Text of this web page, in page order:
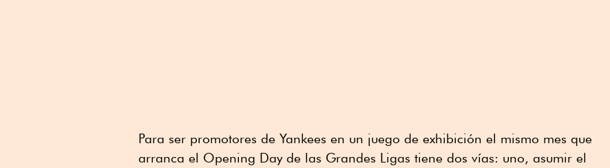
Para ser promotores de Yankees en un juego de exhibición el mismo mes que
arranca el Opening Day de las Grandes Ligas tiene dos vías: uno, asumir el